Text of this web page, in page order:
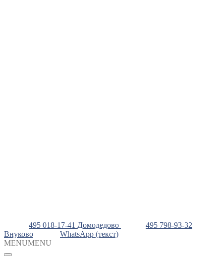
495 018-17-41 Домодедово
495 798-93-32
Внуково
WhatsApp (текст)
MENUMENU